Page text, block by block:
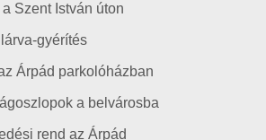
Szent István úton
gyérítés
Árpád parkolóházban
a belvárosba
rend az Árpád